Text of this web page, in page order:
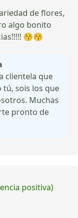
de flores,
algo bonito
😚😚
clientela que
sois los que
Muchas
pronto de
positiva)